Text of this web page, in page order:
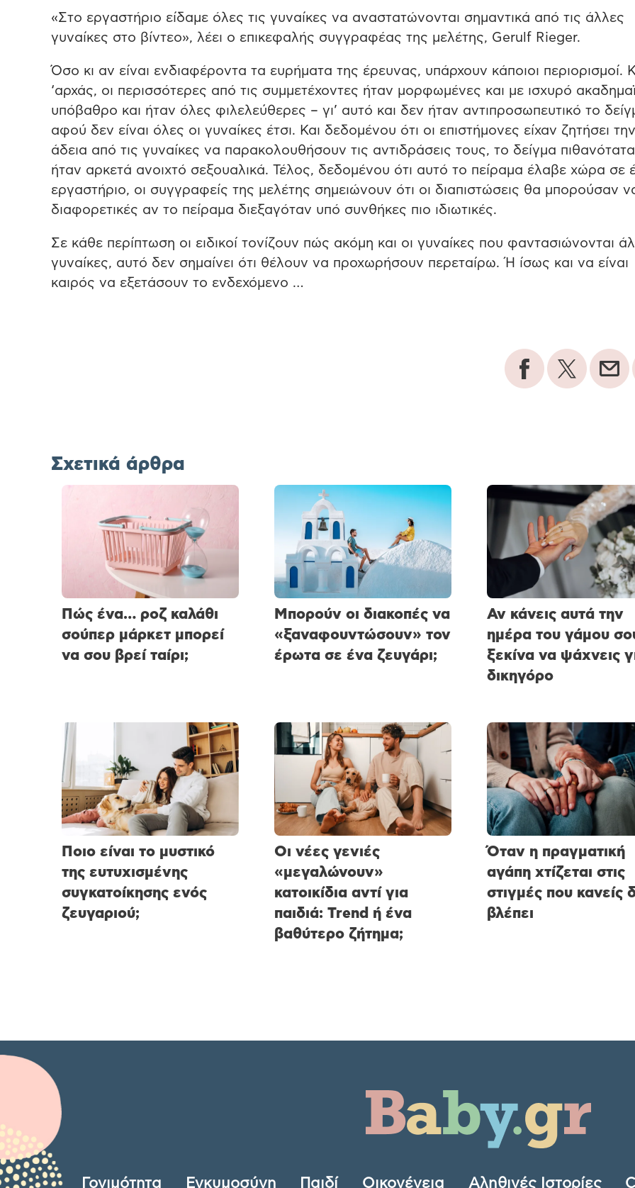
«Στο εργαστήριο είδαμε όλες τις γυναίκες να αναστατώνονται σημαντικά από τις άλλες
γυναίκες στο βίντεο», λέει ο επικεφαλής συγγραφέας της μελέτης, Gerulf Rieger.
Όσο κι αν είναι ενδιαφέροντα τα ευρήματα της έρευνας, υπάρχουν κάποιοι περιορισμοί.
‘αρχάς, οι περισσότερες από τις συμμετέχοντες ήταν μορφωμένες και με ισχυρό
υπόβαθρο και ήταν όλες φιλελεύθερες – γι’ αυτό και δεν ήταν αντιπροσωπευτικό το
αφού δεν είναι όλες οι γυναίκες έτσι. Και δεδομένου ότι οι επιστήμονες είχαν ζητήσει την
άδεια από τις γυναίκες να παρακολουθήσουν τις αντιδράσεις τους, το δείγμα
ήταν αρκετά ανοιχτό σεξουαλικά. Τέλος, δεδομένου ότι αυτό το πείραμα έλαβε χώρα σε
εργαστήριο, οι συγγραφείς της μελέτης σημειώνουν ότι οι διαπιστώσεις θα μπορούσαν
διαφορετικές αν το πείραμα διεξαγόταν υπό συνθήκες πιο ιδιωτικές.
Σε κάθε περίπτωση οι ειδικοί τονίζουν πώς ακόμη και οι γυναίκες που φαντασιώνονται
γυναίκες, αυτό δεν σημαίνει ότι θέλουν να προχωρήσουν περεταίρω. Ή ίσως και να είναι
καιρός να εξετάσουν το ενδεχόμενο …
Σχετικά άρθρα
Πώς ένα… ροζ καλάθι
σούπερ μάρκετ μπορεί
να σου βρεί ταίρι;
Μπορούν οι διακοπές να
«ξαναφουντώσουν» τον
έρωτα σε ένα ζευγάρι;
Αν κάνεις αυτά την
ημέρα του γάμου
ξεκίνα να ψάχνεις
δικηγόρο
Ποιο είναι το μυστικό
της ευτυχισμένης
συγκατοίκησης ενός
ζευγαριού;
Οι νέες γενιές
«μεγαλώνουν»
κατοικίδια αντί για
παιδιά: Trend ή ένα
βαθύτερο ζήτημα;
Όταν η πραγματική
αγάπη χτίζεται στις
στιγμές που κανείς
βλέπει
Γονιμότητα Εγκυμοσύνη Παιδί Οικογένεια Αληθινές Ιστορίες